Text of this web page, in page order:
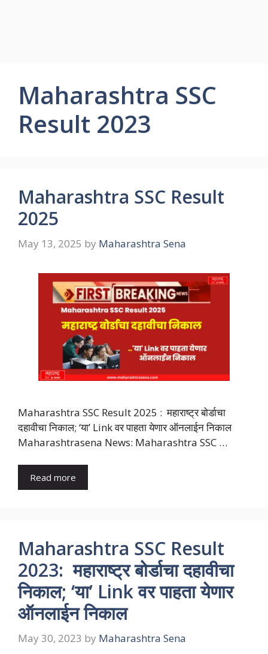
Maharashtra SSC
Result 2023
Maharashtra SSC Result
2025
May 13, 2025 by Maharashtra Sena
Maharashtra SSC Result 2025 : महाराष्ट्र बोर्डाचा
दहावीचा निकाल; ‘या’ Link वर पाहता येणार ऑनलाईन निकाल
Maharashtrasena News: Maharashtra SSC …
Read more
Maharashtra SSC Result
2023: महाराष्ट्र बोर्डाचा दहावीचा
निकाल; ‘या’ Link वर पाहता येणार
ऑनलाईन निकाल
May 30, 2023 by Maharashtra Sena